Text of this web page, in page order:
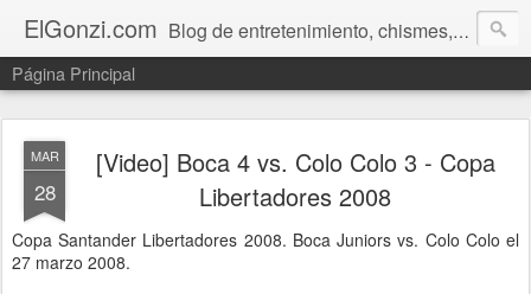
ElGonzi.com Blog de entretenimiento, chismes, humor, farándula, curiosidades, ovnis, noticias calientes, fotos, videos, paranormal y ¡más!
Página Principal
MAR
28
[Video] Boca 4 vs. Colo Colo 3 - Copa
Libertadores 2008
Copa Santander Libertadores 2008. Boca Juniors vs. Colo Colo el
27 marzo 2008.